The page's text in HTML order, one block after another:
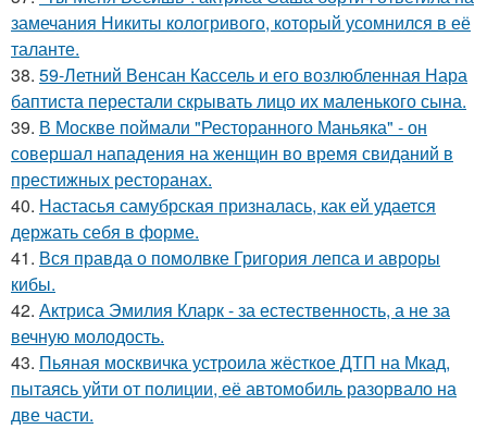
замечания Никиты кологривого, который усомнился в её
таланте.
38. 59-Летний Венсан Кассель и его возлюбленная Нара
баптиста перестали скрывать лицо их маленького сына.
39. В Москве поймали "Ресторанного Маньяка" - он
совершал нападения на женщин во время свиданий в
престижных ресторанах.
40. Настасья самубрская призналась, как ей удается
держать себя в форме.
41. Вся правда о помолвке Григория лепса и авроры
кибы.
42. Актриса Эмилия Кларк - за естественность, а не за
вечную молодость.
43. Пьяная москвичка устроила жёсткое ДТП на Мкад,
пытаясь уйти от полиции, её автомобиль разорвало на
две части.